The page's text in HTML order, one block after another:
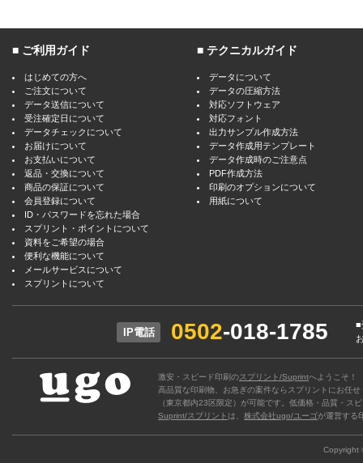
ご利用ガイド
はじめての方へ
ご注文について
データ送信について
受注確定日について
データチェックについて
お届けについて
お支払いについて
返品・交換について
商品の保証について
会員登録について
ID・パスワードを忘れた場合
スプリント・ポイントについて
資料をご希望の場合
便利な機能について
メールサービスについて
スプリントについて
テクニカルガイド
データについて
データの圧縮方法
対応ソフトウェア
対応フォント
出力サンプル作成方法
データ作成用テンプレート
データ作成時のご注意点
PDF作成方法
印刷のオプションについて
用紙について
IP電話 0502-018-1785
■
激安・スピード印刷のスプリント/Suprintへようこそ！
高品質な印刷物、お急ぎの案件ならスプリントにお任
（東京都内23区限定）が可能です。低価格・品質・ス
Suprint/スプリントは、 株式会社ugo/ユーゴが運営する
Copyright